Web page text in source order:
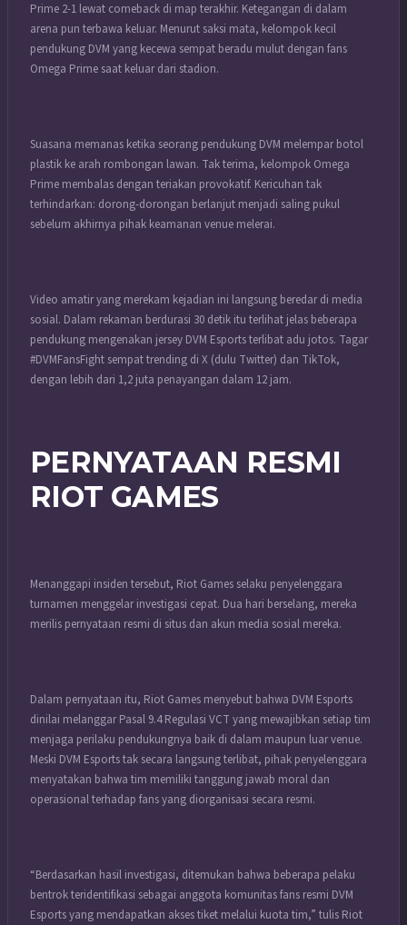
Prime 2-1 lewat comeback di map terakhir. Ketegangan di dalam
arena pun terbawa keluar. Menurut saksi mata, kelompok kecil
pendukung DVM yang kecewa sempat beradu mulut dengan fans
Omega Prime saat keluar dari stadion.
Suasana memanas ketika seorang pendukung DVM melempar botol
plastik ke arah rombongan lawan. Tak terima, kelompok Omega
Prime membalas dengan teriakan provokatif. Kericuhan tak
terhindarkan: dorong-dorongan berlanjut menjadi saling pukul
sebelum akhirnya pihak keamanan venue melerai.
Video amatir yang merekam kejadian ini langsung beredar di media
sosial. Dalam rekaman berdurasi 30 detik itu terlihat jelas beberapa
pendukung mengenakan jersey DVM Esports terlibat adu jotos. Tagar
#DVMFansFight sempat trending di X (dulu Twitter) dan TikTok,
dengan lebih dari 1,2 juta penayangan dalam 12 jam.
PERNYATAAN RESMI
RIOT GAMES
Menanggapi insiden tersebut, Riot Games selaku penyelenggara
turnamen menggelar investigasi cepat. Dua hari berselang, mereka
merilis pernyataan resmi di situs dan akun media sosial mereka.
Dalam pernyataan itu, Riot Games menyebut bahwa DVM Esports
dinilai melanggar Pasal 9.4 Regulasi VCT yang mewajibkan setiap tim
menjaga perilaku pendukungnya baik di dalam maupun luar venue.
Meski DVM Esports tak secara langsung terlibat, pihak penyelenggara
menyatakan bahwa tim memiliki tanggung jawab moral dan
operasional terhadap fans yang diorganisasi secara resmi.
“Berdasarkan hasil investigasi, ditemukan bahwa beberapa pelaku
bentrok teridentifikasi sebagai anggota komunitas fans resmi DVM
Esports yang mendapatkan akses tiket melalui kuota tim,” tulis Riot